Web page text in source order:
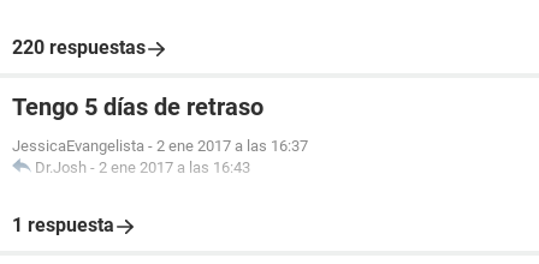
220 respuestas
Tengo 5 días de retraso
JessicaEvangelista - 2 ene 2017 a las 16:37
Dr.Josh - 2 ene 2017 a las 16:43
1 respuesta